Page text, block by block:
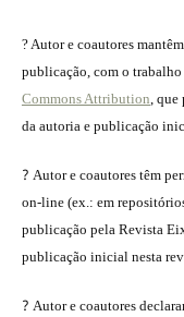
? Autor e coautores
publicação, com o
Commons Attribution, que
da autoria e publicação
? Autor e coautores têm
on-line (ex.: em
publicação pela Revista
publicação inicial nesta
? Autor e coautores